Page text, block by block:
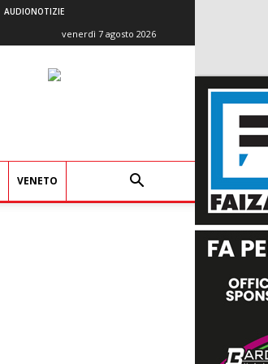
AUDIONOTIZIE
venerdì 7 agosto 2026
VENETO